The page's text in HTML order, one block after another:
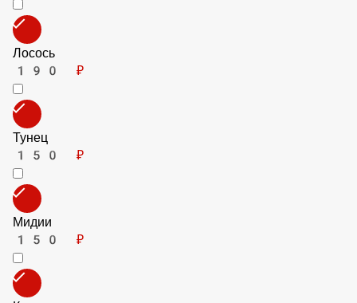
Кукуруза
90 ₽
Креветки
190 ₽